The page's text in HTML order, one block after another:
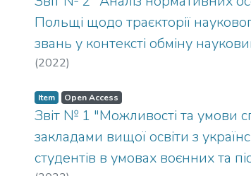
Польщі щодо траєкторії
звань у контексті обміну
(2022)
Item Open Access
Звіт № 1 "Можливості та умови
закладами вищої освіти з
студентів в умовах воєнних та